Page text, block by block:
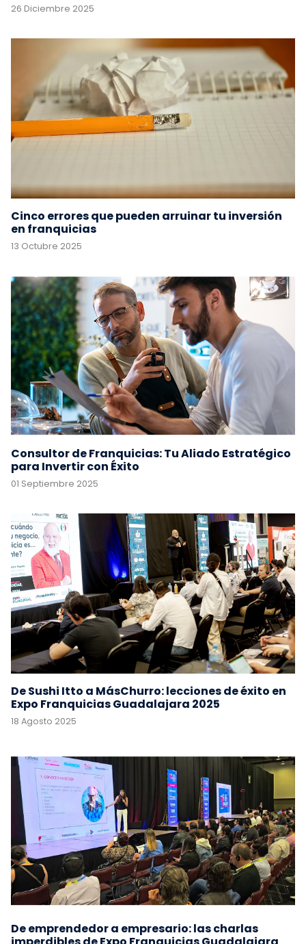
26 Diciembre 2025
Cinco errores que pueden arruinar tu inversión
en franquicias
13 Octubre 2025
Consultor de Franquicias: Tu Aliado Estratégico
para Invertir con Éxito
01 Septiembre 2025
De Sushi Itto a MásChurro: lecciones de éxito en
Expo Franquicias Guadalajara 2025
18 Agosto 2025
De emprendedor a empresario: las charlas